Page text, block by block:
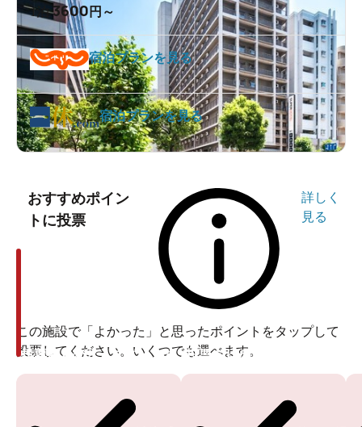
1泊3600 円～
宿泊プランを見る
宿泊プランを見る
おすすめポイン
トに投票
詳しく
見る
この施設で「よかった」と思ったポイントをタップして
投票してください。いくつでも選べます。
投票ありがとうございます 投票ありがとうございます